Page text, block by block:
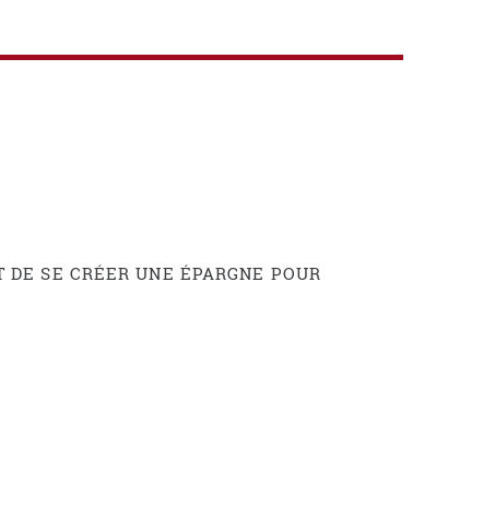
SE CRÉER UNE ÉPARGNE POUR